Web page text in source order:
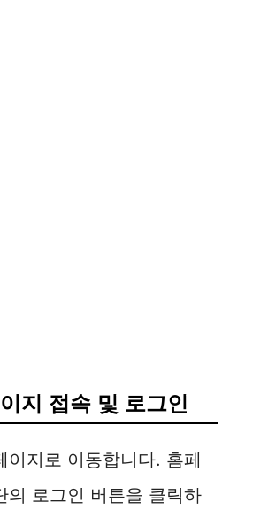
지 접속 및 로그인
이지로 이동합니다. 홈페
의 로그인 버튼을 클릭하